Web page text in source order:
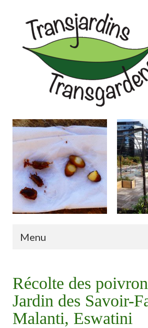
Menu
Récolte des
Jardin des Savoir-
Malanti, Eswatini